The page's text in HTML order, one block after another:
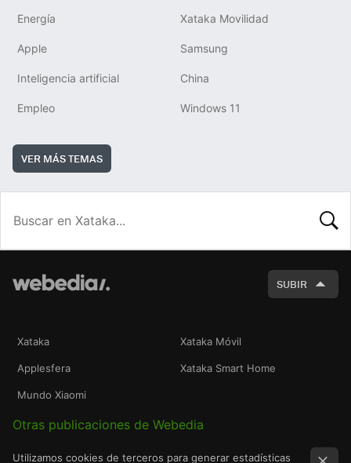
Energía Xataka Movilidad
Apple Samsung
Inteligencia artificial China
Empleo Windows 11
VER MÁS TEMAS
SUBIR
Xataka Xataka Móvil
Applesfera Xataka Smart Home
Mundo Xiaomi
Otras publicaciones de Webedia
Utilizamos cookies de terceros para generar estadísticas